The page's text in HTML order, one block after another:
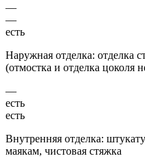
—
—
есть
Наружная отделка: отделка
(отмостка и отделка цоколя
—
есть
есть
Внутренняя отделка:
маякам, чистовая стяжка